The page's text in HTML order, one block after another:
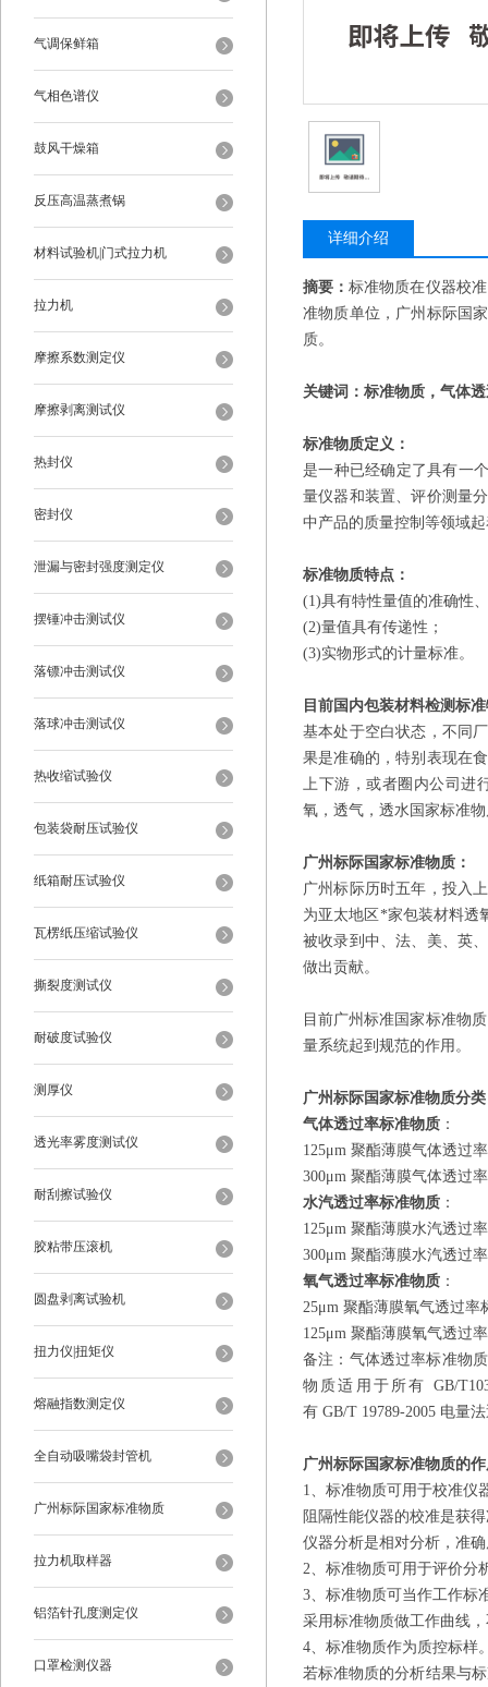
气调保鲜箱
气相色谱仪
鼓风干燥箱
反压高温蒸煮锅
材料试验机|门式拉力机
拉力机
摩擦系数测定仪
摩擦剥离测试仪
热封仪
密封仪
泄漏与密封强度测定仪
摆锤冲击测试仪
落镖冲击测试仪
落球冲击测试仪
热收缩试验仪
包装袋耐压试验仪
纸箱耐压试验仪
瓦楞纸压缩试验仪
撕裂度测试仪
耐破度试验仪
测厚仪
透光率雾度测试仪
耐刮擦试验仪
胶粘带压滚机
圆盘剥离试验机
扭力仪|扭矩仪
熔融指数测定仪
全自动吸嘴袋封管机
广州标际国家标准物质
拉力机取样器
铝箔针孔度测定仪
口罩检测仪器
详细介绍
摘要：标准物质在仪器校
准物质单位，广州标际国
质。
关键词：标准物质，气体
标准物质定义 ：
是一种已经确定了具有一
量仪器和装置、评价测量
中产品的质量控制等领域
标准物质特点：
(1)具有特性量值的准确性
(2)量值具有传递性；
(3)实物形式的计量标准。
目前国内包装材料检测标
基本处于空白状态，不同
果是准确的，特别表现在
上下游，或者圈内公司进
氧，透气，透水国家标准
广州标际国家标准物质：
广州标际历时五年，投入
为亚太地区*家包装材料透
被收录到中、法、美、英
做出贡献。
目前广州标准国家标准物
量系统起到规范的作用。
广州标际国家标准物质分
气体透过率标准物质 ：
125μm 聚酯薄膜气体透过
300μm 聚酯薄膜气体透过
水汽透过率标准物质 ：
125μm 聚酯薄膜水汽透过
300μm 聚酯薄膜水汽透过
氧气透过率标准物质 ：
25μm 聚酯薄膜氧气透过率
125μm 聚酯薄膜氧气透过
备注：气体透过率标准物
物质适用于所有 GB/
有 GB/T 19789-2005 电量
广州标际国家标准物质的
1、标准物质可用于校准仪
阻隔性能仪器的校准是获
仪器分析是相对分析，准
2、标准物质可用于评价分
3、标准物质可当作工作标
采用标准物质做工作曲线
4、标准物质作为质控标样
若标准物质的分析结果与